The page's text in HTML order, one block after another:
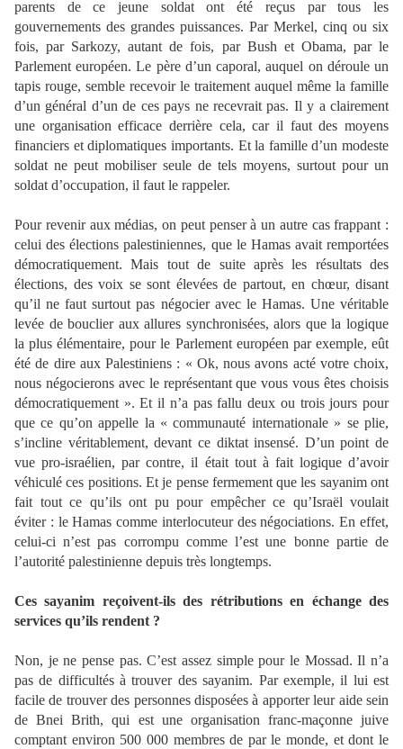
parents de ce jeune soldat ont été reçus par tous les
gouvernements des grandes puissances. Par Merkel, cinq ou six
fois, par Sarkozy, autant de fois, par Bush et Obama, par le
Parlement européen. Le père d’un caporal, auquel on déroule un
tapis rouge, semble recevoir le traitement auquel même la famille
d’un général d’un de ces pays ne recevrait pas. Il y a clairement
une organisation efficace derrière cela, car il faut des moyens
financiers et diplomatiques importants. Et la famille d’un modeste
soldat ne peut mobiliser seule de tels moyens, surtout pour un
soldat d’occupation, il faut le rappeler.
Pour revenir aux médias, on peut penser à un autre cas frappant :
celui des élections palestiniennes, que le Hamas avait remportées
démocratiquement. Mais tout de suite après les résultats des
élections, des voix se sont élevées de partout, en chœur, disant
qu’il ne faut surtout pas négocier avec le Hamas. Une véritable
levée de bouclier aux allures synchronisées, alors que la logique
la plus élémentaire, pour le Parlement européen par exemple, eût
été de dire aux Palestiniens : « Ok, nous avons acté votre choix,
nous négocierons avec le représentant que vous vous êtes choisis
démocratiquement ». Et il n’a pas fallu deux ou trois jours pour
que ce qu’on appelle la « communauté internationale » se plie,
s’incline véritablement, devant ce diktat insensé. D’un point de
vue pro-israélien, par contre, il était tout à fait logique d’avoir
véhiculé ces positions. Et je pense fermement que les sayanim ont
fait tout ce qu’ils ont pu pour empêcher ce qu’Israël voulait
éviter : le Hamas comme interlocuteur des négociations. En effet,
celui-ci n’est pas corrompu comme l’est une bonne partie de
l’autorité palestinienne depuis très longtemps.
Ces sayanim reçoivent-ils des rétributions en échange des
services qu’ils rendent ?
Non, je ne pense pas. C’est assez simple pour le Mossad. Il n’a
pas de difficultés à trouver des sayanim. Par exemple, il lui est
facile de trouver des personnes disposées à apporter leur aide sein
de Bnei Brith, qui est une organisation franc-maçonne juive
comptant environ 500 000 membres de par le monde, et dont le